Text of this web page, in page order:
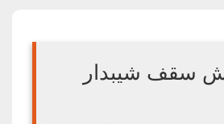
سقف شیبدار